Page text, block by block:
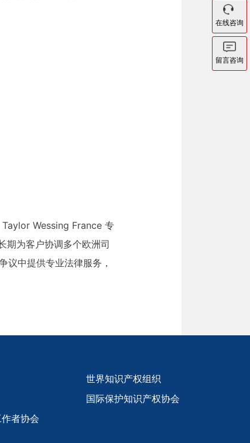
Wessing France 专
期为客户协调多个欧洲司
议中提供专业法律服务，
者协会
世界知识产权组织
国际保护知识产权协会
在线咨询
留言咨询